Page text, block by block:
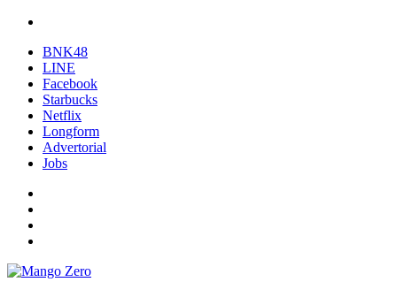
BNK48
LINE
Facebook
Starbucks
Netflix
Longform
Advertorial
Jobs